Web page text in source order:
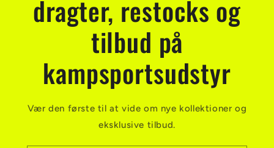
dragter, restocks og
tilbud på
kampsportsudstyr
Vær den første til at vide om nye kollektioner og
eksklusive tilbud.